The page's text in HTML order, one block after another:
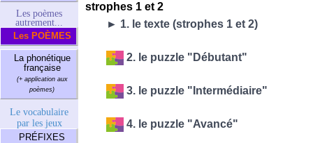
Les poèmes
autrement...
Les POÈMES
La phonétique
française
(+ application aux
poèmes)
Le vocabulaire
par les jeux
PRÉFIXES
strophes 1 et 2
► 1. le texte (strophes 1 et 2)
2. le puzzle "Débutant"
3. le puzzle "Intermédiaire"
4. le puzzle "Avancé"